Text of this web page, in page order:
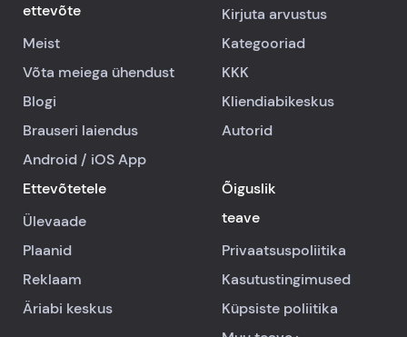
ettevõte
Meist
Võta meiega ühendust
Blogi
Brauseri laiendus
Android / iOSApp
Kirjuta arvustus
Kategooriad
KKK
Kliendiabikeskus
Autorid
Ettevõtetele
Ülevaade
Plaanid
Reklaam
Äriabi keskus
Õiguslik
teave
Privaatsuspoliitika
Kasutustingimused
Küpsiste poliitika